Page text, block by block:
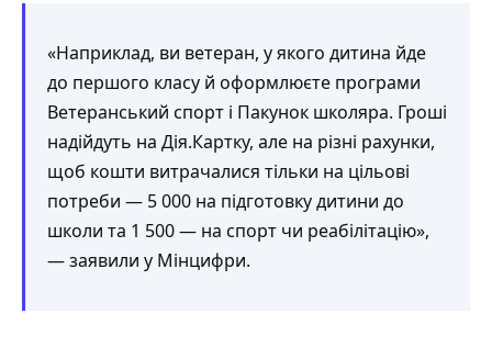
«Наприклад, ви ветеран, у якого дитина йде
до першого класу й оформлюєте програми
Ветеранський спорт і Пакунок школяра. Гроші
надійдуть на Дія.Картку, але на різні рахунки,
щоб кошти витрачалися тільки на цільові
потреби — 5 000 на підготовку дитини до
школи та 1 500 — на спорт чи реабілітацію»,
— заявили у Мінцифри.